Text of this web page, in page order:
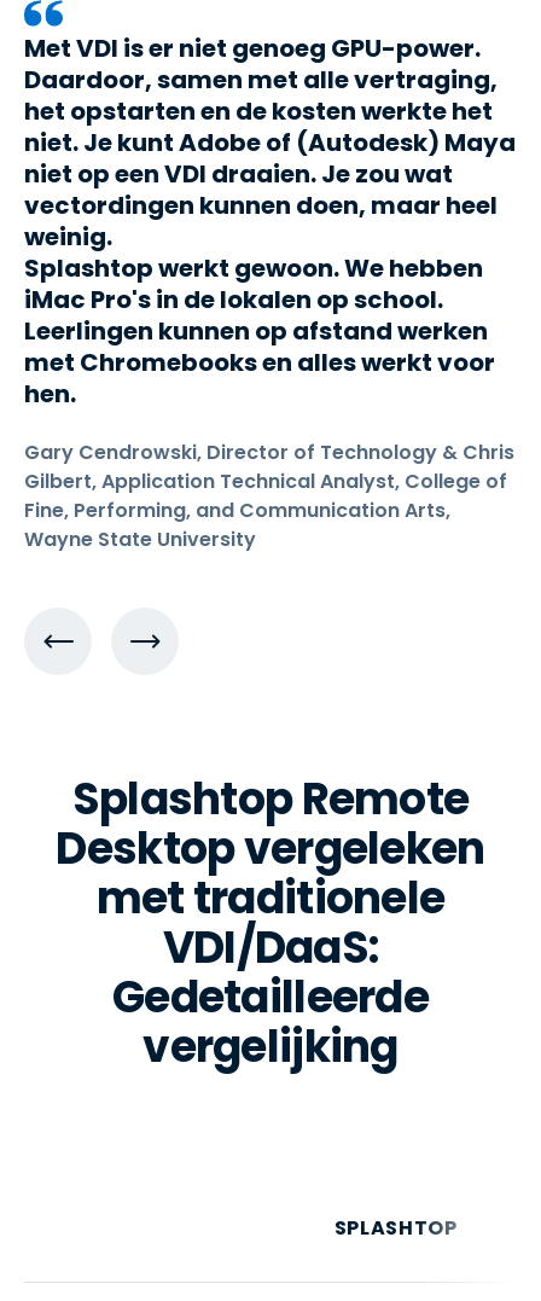
Met VDI is er niet genoeg GPU-power.
Daardoor, samen met alle vertraging,
het opstarten en de kosten werkte het
niet. Je kunt Adobe of (Autodesk) Maya
niet op een VDI draaien. Je zou wat
vectordingen kunnen doen, maar heel
weinig.
Splashtop werkt gewoon. We hebben
iMac Pro's in de lokalen op school.
Leerlingen kunnen op afstand werken
met Chromebooks en alles werkt voor
hen.
Gary Cendrowski, Director of Technology & Chris
Gilbert, Application Technical Analyst, College of
Fine, Performing, and Communication Arts,
Wayne State University
Splashtop Remote
Desktop vergeleken
met traditionele
VDI/DaaS:
Gedetailleerde
vergelijking
SPLASHTOP